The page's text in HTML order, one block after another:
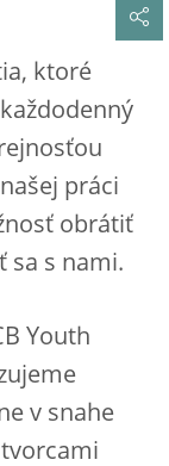
ktoré
práci
obrátiť
sa s nami.
Youth
v snahe